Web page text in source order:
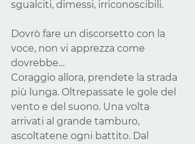
sgualciti, dimessi, irriconoscibili.
Dovrò fare un discorsetto con la
voce, non vi apprezza come
dovrebbe…
Coraggio allora, prendete la strada
più lunga. Oltrepassate le gole del
vento e del suono. Una volta
arrivati al grande tamburo,
ascoltatene ogni battito. Dal